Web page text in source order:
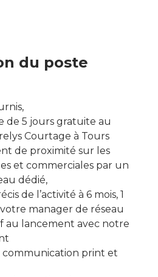
du poste
de 5 jours gratuite au
Courtage à Tours
de proximité sur les
et commerciales par un
dédié,
de l’activité à 6 mois, 1
manager de réseau
au lancement avec notre
communication print et